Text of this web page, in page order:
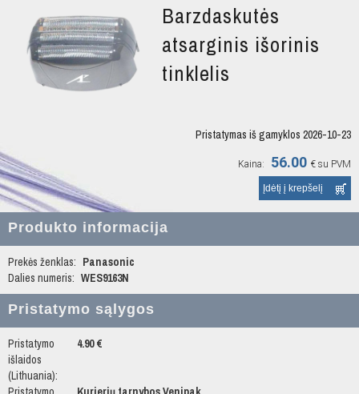
Barzdaskutės
atsarginis išorinis
tinklelis
Pristatymas iš gamyklos 2026-10-23
Kaina: 56.00 € su PVM
Produkto informacija
Prekės ženklas: Panasonic
Dalies numeris: WES9163N
Pristatymo sąlygos
Pristatymo
išlaidos
(Lithuania):
4.90 €